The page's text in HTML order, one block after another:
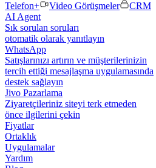
Telefon+
Video Görüşmeler
CRM
AI Agent
Sık sorulan soruları
otomatik olarak yanıtlayın
WhatsApp
Satışlarınızı artırın ve müşterilerinizin
tercih ettiği mesajlaşma uygulamasında
destek sağlayın
Jivo Pazarlama
Ziyaretçileriniz siteyi terk etmeden
önce ilgilerini çekin
Fiyatlar
Ortaklık
Uygulamalar
Yardım